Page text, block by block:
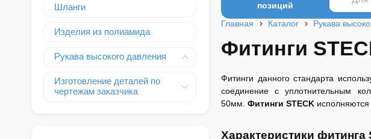
Шланги
Изделия из полиамида
Рукава высокого давления
Изготовление деталей по
чертежам заказчика
позиций
Главная
Каталог Рукава
Фитинги
Фитинги данного стандарта
соединение с уплотнительным
50мм. Фитинги STECK
Характеристики